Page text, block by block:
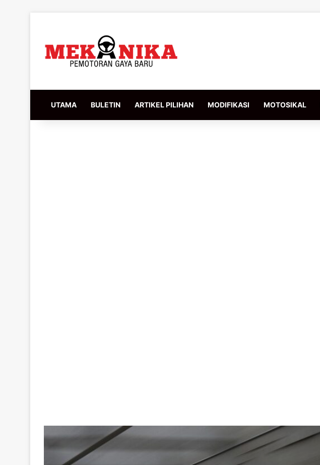
UTAMA BULETIN ARTIKEL PILIHAN MODIFIKASI MOTOSIKAL